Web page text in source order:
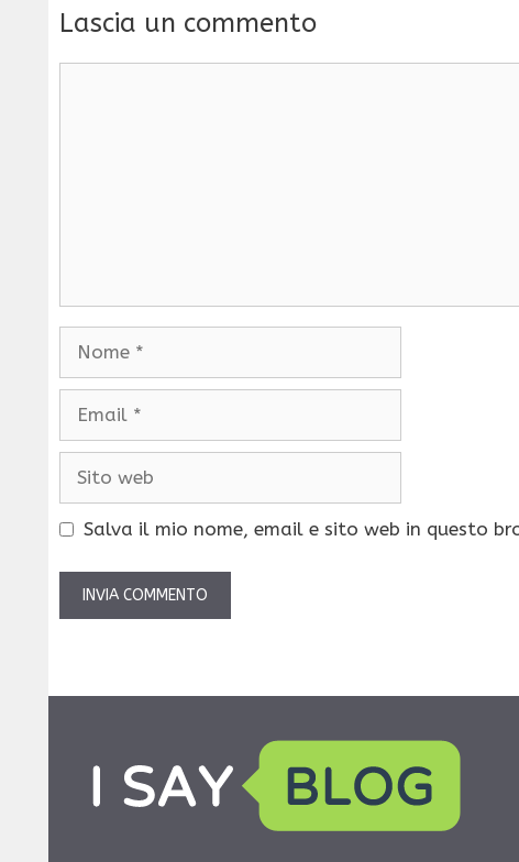
Lascia un commento
Salva il mio nome, email e sito web in questo